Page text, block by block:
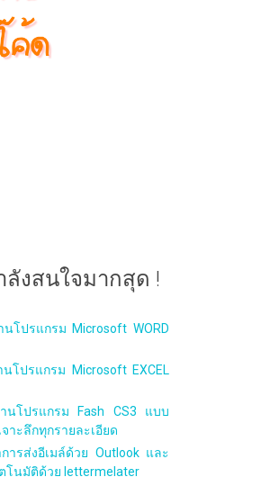
งสนใจมากสุด !
นโปรแกรม Microsoft WORD
นโปรแกรม Microsoft EXCEL
นโปรแกรม Fash CS3 แบบ
จาะลึกทุกรายละเอียด
การส่งอีเมล์ด้วย Outlook และ
โนมัติด้วย lettermelater